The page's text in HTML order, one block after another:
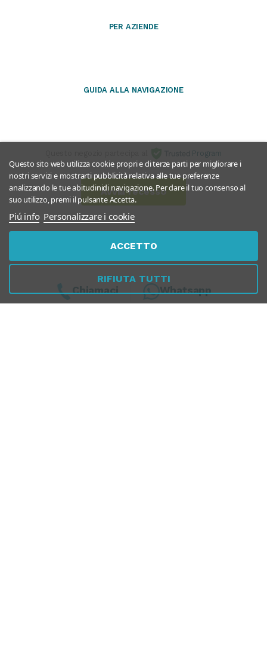
PER AZIENDE
GUIDA ALLA NAVIGAZIONE
Program
Avvia recesso
Questo sito web utilizza cookie propri e di terze parti per migliorare i
nostri servizi e mostrarti pubblicità relativa alle tue preferenze
analizzando le tue abitudinidi navigazione. Per dare il tuo consenso al
suo utilizzo, premi il pulsante Accetta.
Piú info Personalizzare i cookie
RIFIUTA TUTTI
ACCETTO
Chiamaci Whatsapp